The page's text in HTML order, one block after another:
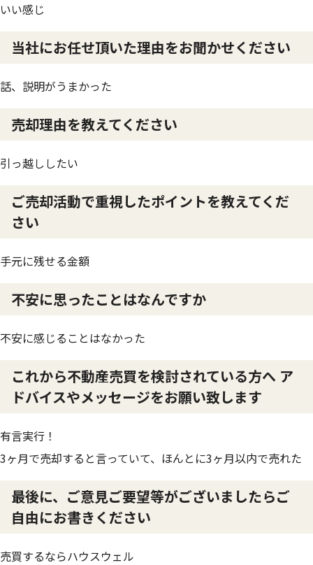
いい感じ
当社にお任せ頂いた理由をお聞かせください
話、説明がうまかった
売却理由を教えてください
引っ越ししたい
ご売却活動で重視したポイントを教えてくだ
さい
手元に残せる金額
不安に思ったことはなんですか
不安に感じることはなかった
これから不動産売買を検討されている方へ ア
ドバイスやメッセージをお願い致します
有言実行！
3ヶ月で売却すると言っていて、ほんとに3ヶ月以内で売れた
最後に、ご意見ご要望等がございましたらご
自由にお書きください
売買するならハウスウェル